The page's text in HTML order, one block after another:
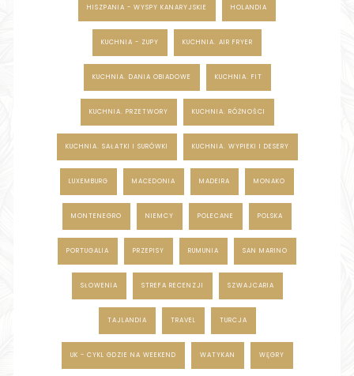
HISZPANIA - WYSPY KANARYJSKIE HOLANDIA
KUCHNIA - ZUPY KUCHNIA. AIR FRYER
KUCHNIA. DANIA OBIADOWE KUCHNIA. FIT
KUCHNIA. PRZETWORY KUCHNIA. RÓŻNOŚCI
KUCHNIA. SAŁATKI I SURÓWKI KUCHNIA. WYPIEKI I DESERY
LUXEMBURG MACEDONIA MADEIRA MONAKO
MONTENEGRO NIEMCY POLECANE POLSKA
PORTUGALIA PRZEPISY RUMUNIA SAN MARINO
SŁOWENIA STREFA RECENZJI SZWAJCARIA
TAJLANDIA TRAVEL TURCJA
UK - CYKL GDZIE NA WEEKEND WATYKAN WĘGRY